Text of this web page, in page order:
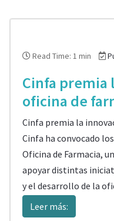
Read Time: 1 min
Cinfa premia
oficina de
Cinfa premia la
Cinfa ha convocado
Oficina de Farmacia,
apoyar distintas
y el desarrollo de la
Leer más: